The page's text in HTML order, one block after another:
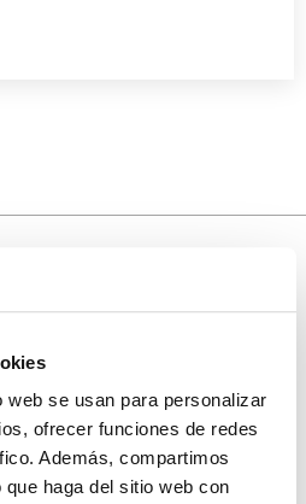
se usan para personalizar
ofrecer funciones de redes
Además, compartimos
haga del sitio web con
descuento
compra.
para recibir nuestrasofertas
en tu primera compra.